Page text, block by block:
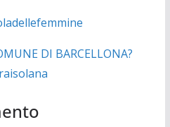
DI BARCELLONA?